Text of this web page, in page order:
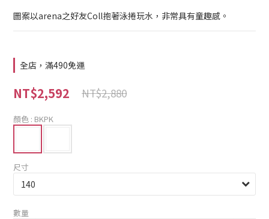
圖案以arena之好友Coll抱著泳捲玩水，非常具有童趣感。
全店，滿490免運
NT$2,592 NT$2,880
顏色 : BKPK
尺寸
數量